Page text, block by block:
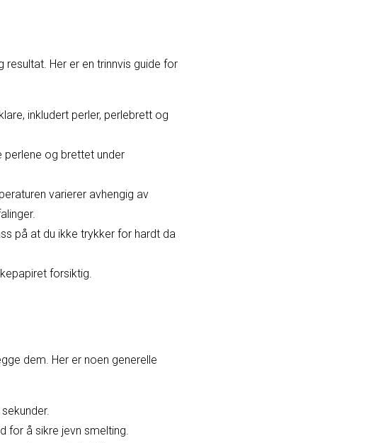
Her er en trinnvis guide for
inkludert perler, perlebrett og
og brettet under
varierer avhengig av
på at du ikke trykker for hardt da
forsiktig.
dem. Her er noen generelle
for å sikre jevn smelting.